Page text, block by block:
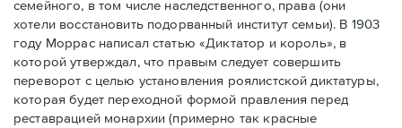
семейного, в том числе наследственного, права (они
хотели восстановить подорванный институт семьи). В 1903
году Моррас написал статью «Диктатор и король», в
которой утверждал, что правым следует совершить
переворот с целью установления роялистской диктатуры,
которая будет переходной формой правления перед
реставрацией монархии (примерно так красные